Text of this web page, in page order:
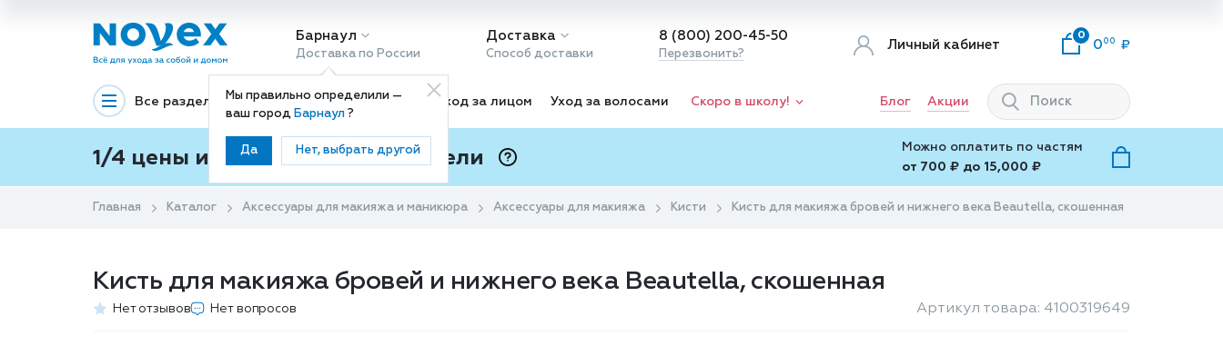
Барнаул
Доставка по России
Мы правильно определили —
ваш город Барнаул?
Да Нет, выбрать другой
Доставка
Способ доставки
8 (800) 200-45-50
Перезвонить?
Личный кабинет
0
0 00
Все разделы Декоративная косметика Уход за лицом Уход за волосами Скоро в школу! Блог Акции
1/4 цены и покупки ваши с Подели
Можно оплатить по частям
от 700 ₽ до 15,000 ₽
Главная Каталог Аксессуары для макияжа и маникюра Аксессуары для макияжа Кисти Кисть для макияжа бровей и нижнего века Beautella, скошенная
Кисть для макияжа бровей и нижнего века Beautella, скошенная
Нет отзывов Нет вопросов Артикул товара: 4100319649